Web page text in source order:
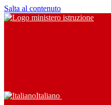
Salta al contenuto
Italiano